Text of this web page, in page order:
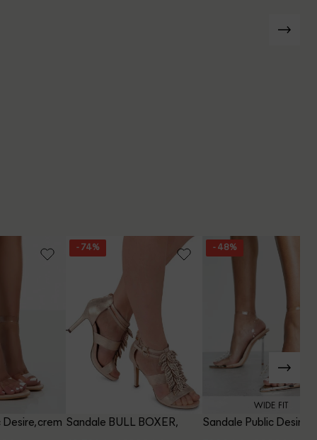
crem
- 74%
Sandale BULL BOXER,
- 48%
Sandale Public Desire,